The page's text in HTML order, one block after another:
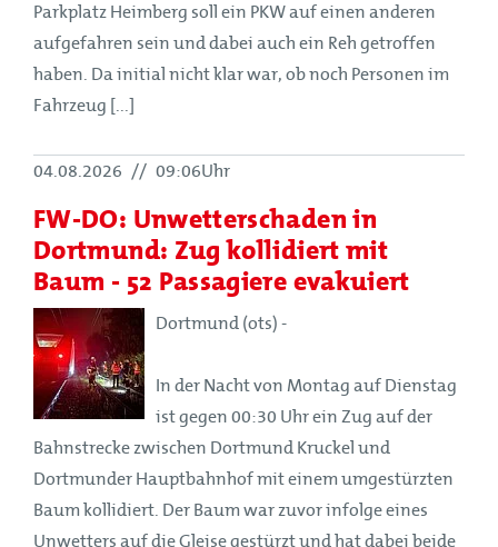
Parkplatz Heimberg soll ein PKW auf einen anderen
aufgefahren sein und dabei auch ein Reh getroffen
haben. Da initial nicht klar war, ob noch Personen im
Fahrzeug [...]
04.08.2026 // 09:06Uhr
FW-DO: Unwetterschaden in
Dortmund: Zug kollidiert mit
Baum - 52 Passagiere evakuiert
Dortmund (ots) -
In der Nacht von Montag auf Dienstag
ist gegen 00:30 Uhr ein Zug auf der
Bahnstrecke zwischen Dortmund Kruckel und
Dortmunder Hauptbahnhof mit einem umgestürzten
Baum kollidiert. Der Baum war zuvor infolge eines
Unwetters auf die Gleise gestürzt und hat dabei beide